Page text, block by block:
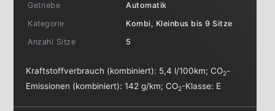
Getriebe
Automatik
Kategorie
Kombi, Kleinbus bis 9 Sitze
Anzahl Sitze
5
Kraftstoffverbrauch (kombiniert): 5,4 l/100km;CO2-
Emissionen (kombiniert):142 g/km;CO2-Klasse: E